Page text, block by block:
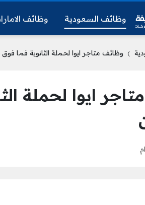
وظائف السعودية وظائف
وظائف متاجر ايوا لحملة الثانوية فما
ايوا لحملة